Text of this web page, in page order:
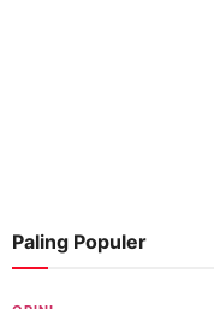
Paling Populer